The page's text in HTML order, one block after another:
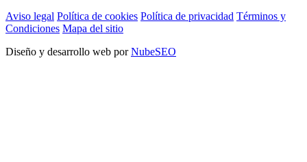
Aviso legal Política de cookies Política de privacidad Términos y
Condiciones Mapa del sitio
Diseño y desarrollo web porNubeSEO